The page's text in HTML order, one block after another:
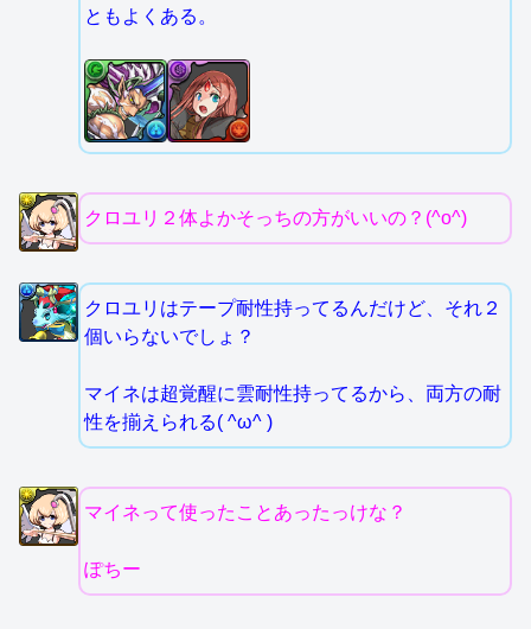
ともよくある。
クロユリ２体よかそっちの方がいいの？(^o^)
クロユリはテープ耐性持ってるんだけど、それ２
個いらないでしょ？
マイネは超覚醒に雲耐性持ってるから、両方の耐
性を揃えられる( ^ω^ )
マイネって使ったことあったっけな？
ぽちー